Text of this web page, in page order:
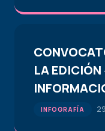
LA
INFOGRAFÍA